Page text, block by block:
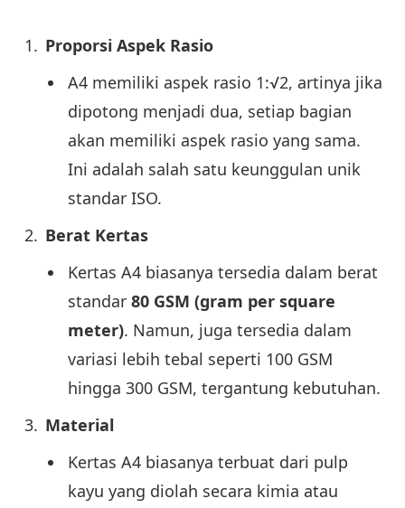
Proporsi Aspek Rasio
A4 memiliki aspek rasio 1:√2, artinya jika
dipotong menjadi dua, setiap bagian
akan memiliki aspek rasio yang sama.
Ini adalah salah satu keunggulan unik
standar ISO.
Berat Kertas
Kertas A4 biasanya tersedia dalam berat
standar 80 GSM (gram per square
meter). Namun, juga tersedia dalam
variasi lebih tebal seperti 100 GSM
hingga 300 GSM, tergantung kebutuhan.
Material
Kertas A4 biasanya terbuat dari pulp
kayu yang diolah secara kimia atau